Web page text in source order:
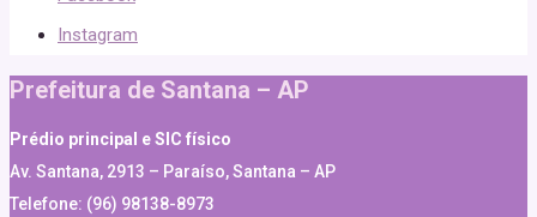
Instagram
Prefeitura de Santana – AP
Prédio principal e SIC físico
Av. Santana, 2913 – Paraíso, Santana – AP
Telefone: (96) 98138-8973